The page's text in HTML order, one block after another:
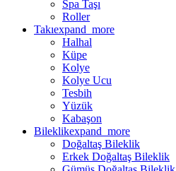
Spa Taşı
Roller
Takıexpand_more
Halhal
Küpe
Kolye
Kolye Ucu
Tesbih
Yüzük
Kabaşon
Bileklikexpand_more
Doğaltaş Bileklik
Erkek Doğaltaş Bileklik